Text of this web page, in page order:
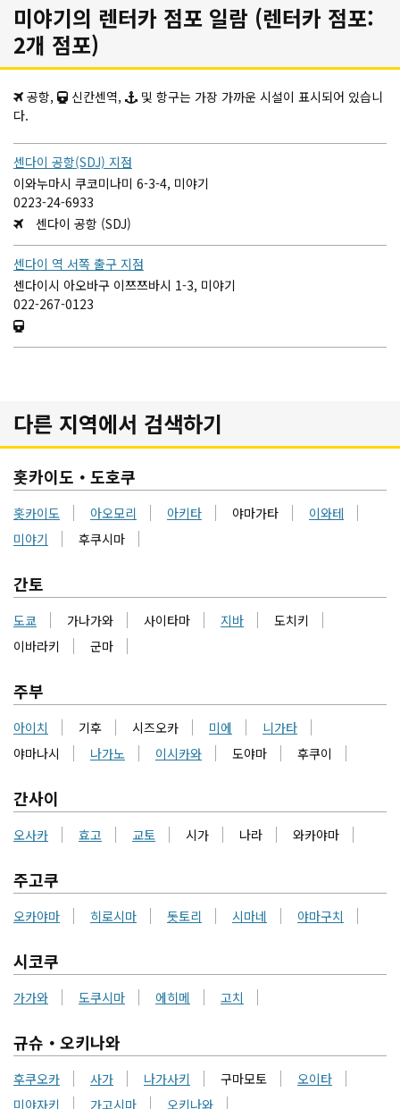
미야기의 렌터카 점포 일람 (렌터카 점포:
2개 점포)
공항, 신칸센역,
및 항구는 가장 가까운 시설이 표시되어 있습니
다.
센다이 공항(SDJ) 지점
이와누마시 쿠코미나미 6-3-4, 미야기
0223-24-6933
센다이 공항 (SDJ)
센다이 역 서쪽 출구 지점
센다이시 아오바구 이쯔쯔바시 1-3, 미야기
022-267-0123
다른 지역에서 검색하기
홋카이도・도호쿠
홋카이도 아오모리 아키타 야마가타
이와테
미야기
후쿠시마
간토
도쿄 가나가와 사이타마 지바
도치키
이바라키
군마
주부
아이치 기후 시즈오카 미에
니가타
야마나시
나가노 이시카와 도야마 후쿠이
간사이
오사카 효고 교토 시가 나라 와카야마
주고쿠
오카야마 히로시마 돗토리 시마네 야마구치
시코쿠
가가와 도쿠시마 에히메 고치
규슈・오키나와
후쿠오카 사가 나가사키 구마모토
오이타
미야자키
가고시마 오키나와